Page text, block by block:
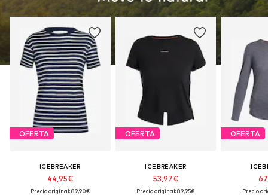
OFERTA
ICEBREAKER
44,95€
Precio original: 89,90€
OFERTA
ICEBREAKER
53,97€
Precio original: 89,95€
OFERTA
Precio